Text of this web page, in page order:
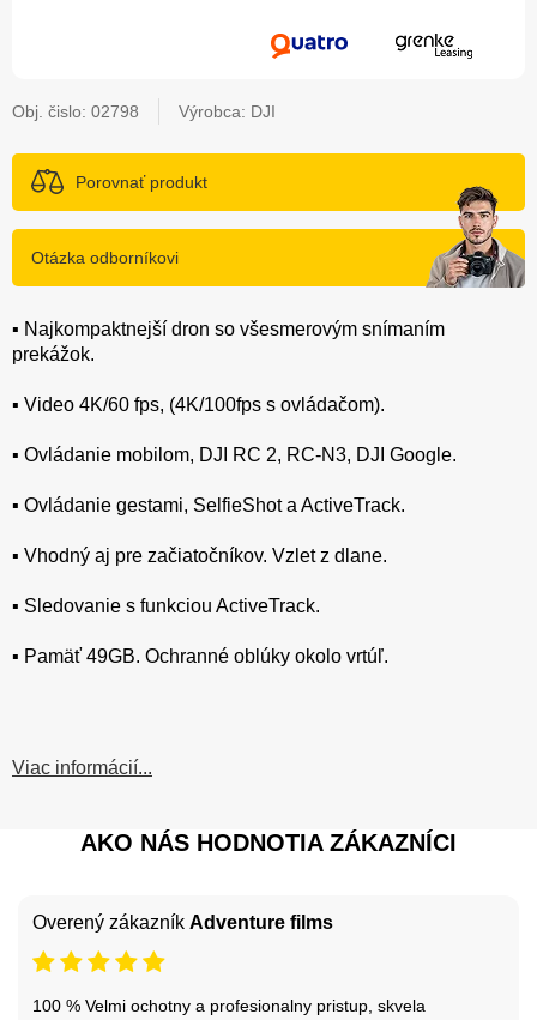
Obj. čislo: 02798 Výrobca: DJI
Porovnať produkt
Otázka odborníkovi
▪️ Najkompaktnejší dron so všesmerovým snímaním
prekážok.
▪️ Video 4K/60 fps, (4K/100fps s ovládačom).
▪️ Ovládanie mobilom, DJI RC 2, RC-N3, DJI Google.
▪️ Ovládanie gestami, SelfieShot a ActiveTrack.
▪️ Vhodný aj pre začiatočníkov. Vzlet z dlane.
▪️ Sledovanie s funkciou ActiveTrack.
▪️ Pamäť 49GB. Ochranné oblúky okolo vrtúľ.
Viac informácií...
AKO NÁS HODNOTIA ZÁKAZNÍCI
Overený zákazník Adventure films
100 % Velmi ochotny a profesionalny pristup, skvela